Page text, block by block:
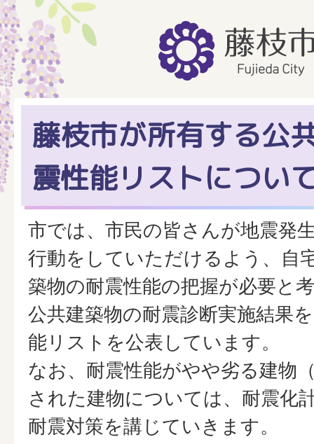
藤枝市が所有する公
震性能リストについ
市では、市民の皆さんが地震発
行動をしていただけるよう、自
築物の耐震性能の把握が必要と
公共建築物の耐震診断実施結果
能リストを公表しています。
なお、耐震性能がやや劣る建物
された建物については、耐震化
耐震対策を講じていきます。